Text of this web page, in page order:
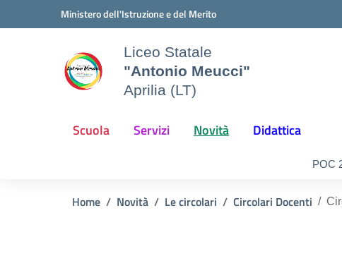
Ministero dell'Istruzione e del Merito
Liceo Statale
"Antonio Meucci"
Aprilia (LT)
Scuola Servizi Novità Didattica
POC
Home Novità Le circolari Circolari Docenti